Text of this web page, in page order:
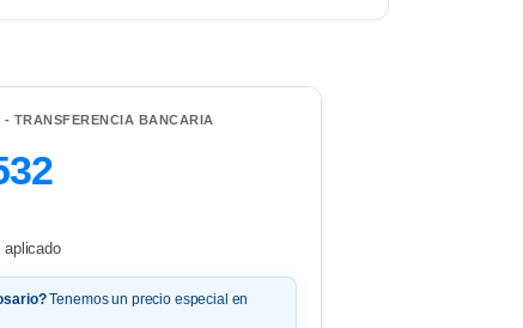
- TRANSFERENCIA BANCARIA
aplicado
Tenemos un precio especial en